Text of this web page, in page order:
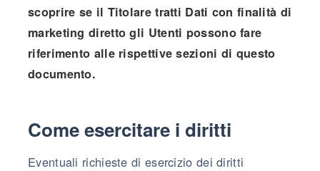
scoprire se il Titolare tratti Dati con finalità di
marketing diretto gli Utenti possono fare
riferimento alle rispettive sezioni di questo
documento.
Come esercitare i diritti
Eventuali richieste di esercizio dei diritti